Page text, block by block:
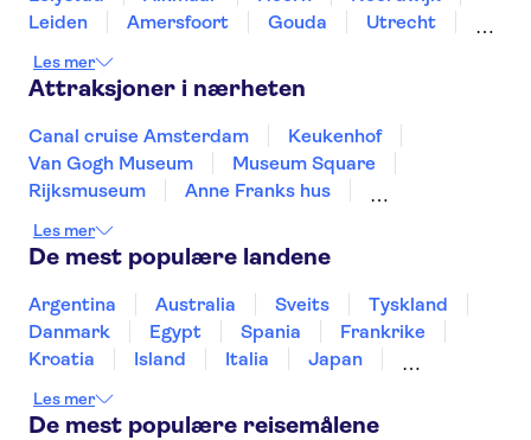
Leiden
Amersfoort Gouda
Utrecht
Les mer
Attraksjoner i nærheten
Canal cruise Amsterdam
Keukenhof
Van Gogh Museum
Museum Square
Rijksmuseum
Anne Franks hus
Royal Palace of Amsterdam
Stedelijk Museum Amsterdam
Giethoorn Canals
Dam Square
Markthal
De Wallen
Les mer
De mest populære landene
Argentina Australia Sveits
Tyskland
Danmark
Egypt Spania
Frankrike
Kroatia
Island Italia
Japan
Portugal
Sverige Thailand
Les mer
De mest populære reisemålene